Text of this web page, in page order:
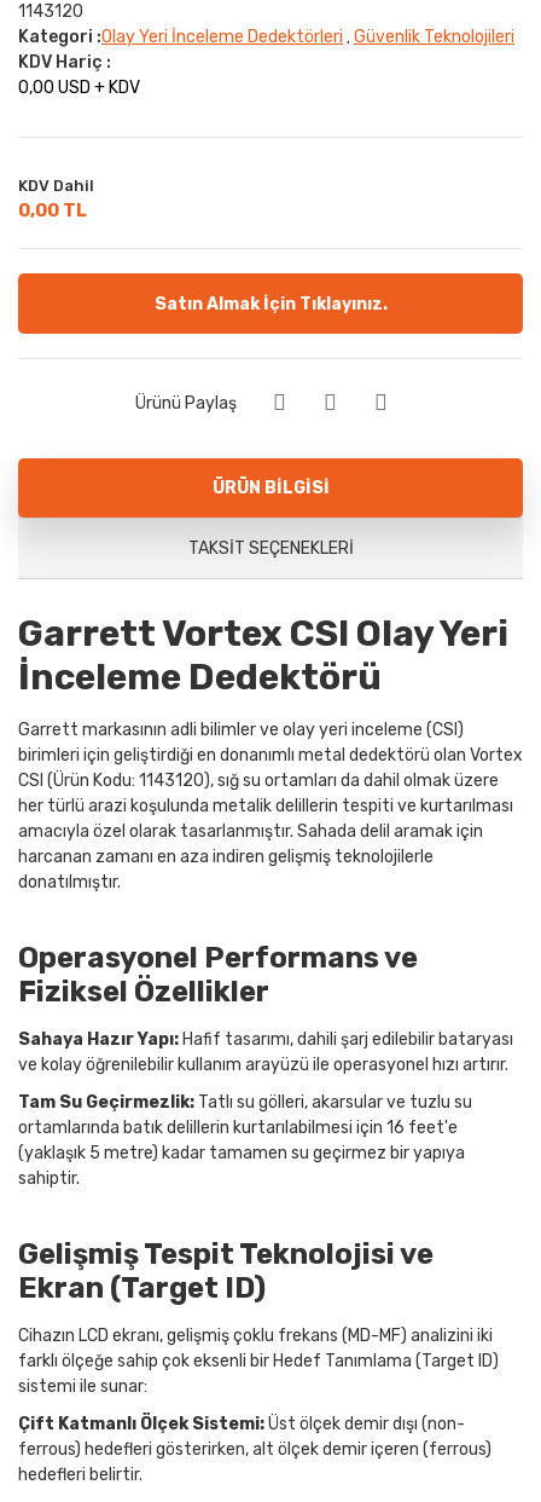
1143120
Kategori :Olay Yeri İnceleme Dedektörleri , Güvenlik Teknolojileri
KDV Hariç :
0,00 USD + KDV
KDV Dahil
0,00 TL
Satın Almak İçin Tıklayınız.
Ürünü Paylaş
ÜRÜN BILGISI
TAKSIT SEÇENEKLERI
Garrett Vortex CSI Olay Yeri
İnceleme Dedektörü
Garrett markasının adli bilimler ve olay yeri inceleme (CSI)
birimleri için geliştirdiği en donanımlı metal dedektörü olan Vortex
CSI (Ürün Kodu: 1143120), sığ su ortamları da dahil olmak üzere
her türlü arazi koşulunda metalik delillerin tespiti ve kurtarılması
amacıyla özel olarak tasarlanmıştır. Sahada delil aramak için
harcanan zamanı en aza indiren gelişmiş teknolojilerle
donatılmıştır.
Operasyonel Performans ve
Fiziksel Özellikler
Sahaya Hazır Yapı: Hafif tasarımı, dahili şarj edilebilir bataryası
ve kolay öğrenilebilir kullanım arayüzü ile operasyonel hızı artırır.
Tam Su Geçirmezlik: Tatlı su gölleri, akarsular ve tuzlu su
ortamlarında batık delillerin kurtarılabilmesi için 16 feet'e
(yaklaşık 5 metre) kadar tamamen su geçirmez bir yapıya
sahiptir.
Gelişmiş Tespit Teknolojisi ve
Ekran (Target ID)
Cihazın LCD ekranı, gelişmiş çoklu frekans (MD-MF) analizini iki
farklı ölçeğe sahip çok eksenli bir Hedef Tanımlama (Target ID)
sistemi ile sunar:
Çift Katmanlı Ölçek Sistemi:Üst ölçek demir dışı (non-
ferrous) hedefleri gösterirken, alt ölçek demir içeren (ferrous)
hedefleri belirtir.